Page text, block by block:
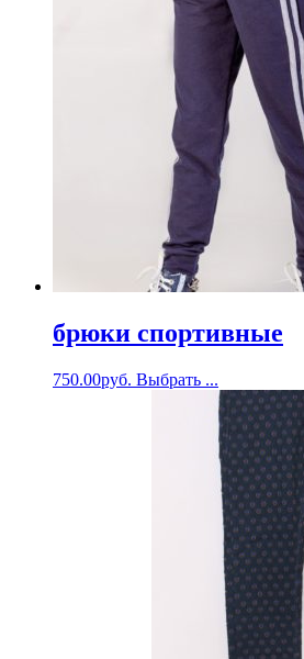
брюки спортивные
750.00руб. Выбрать ...